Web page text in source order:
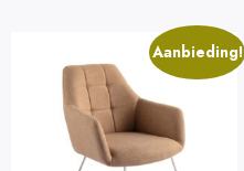
Aanbieding!